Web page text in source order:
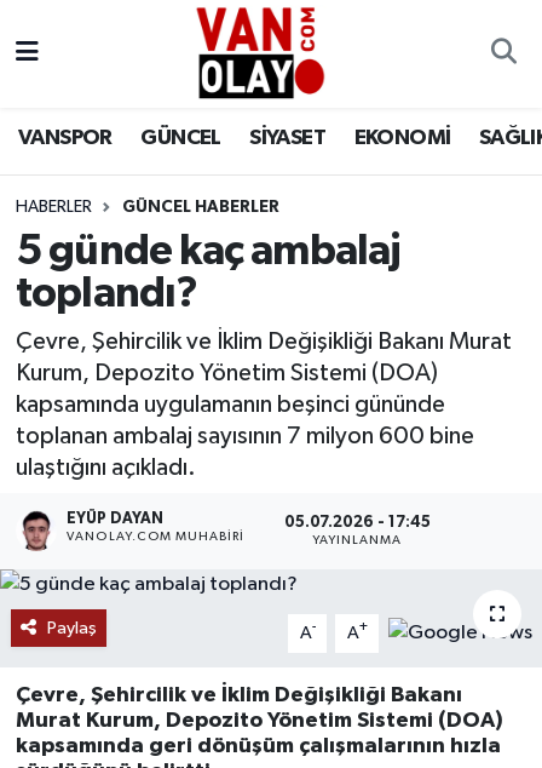
VANSPOR GÜNCEL SİYASET EKONOMİ
HABERLER GÜNCEL HABERLER
5 günde kaç ambalaj
toplandı?
Çevre, Şehircilik ve İklim Değişikliği Bakanı Murat
Kurum, Depozito Yönetim Sistemi (DOA)
kapsamında uygulamanın beşinci gününde
toplanan ambalaj sayısının 7 milyon 600 bine
ulaştığını açıkladı.
EYÜP DAYAN
VANOLAY.COM MUHABIRI
05.07.2026 - 17:45
YAYINLANMA
Paylaş A- A+
Çevre, Şehircilik ve İklim Değişikliği Bakanı
Murat Kurum, Depozito Yönetim Sistemi (DOA)
kapsamında geri dönüşüm çalışmalarının hızla
Siyaset
Ekonomi
Sağlık
Eğitim
Bilim & Teknoloji
Dünya
RESMİ İLANLAR
Van Nöbetçi Eczaneler
Van Namaz Vakitleri
Van Trafik Yoğunluk Haritası
Süper Lig Puan Durumu ve Fikstür
Tüm Manşetler
Son Dakika Haberleri
Haber Arşivi